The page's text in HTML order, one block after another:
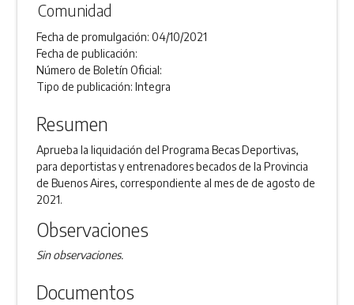
Comunidad
Fecha de promulgación:04/10/2021
Fecha de publicación:
Número de Boletín Oficial:
Tipo de publicación:Integra
Resumen
Aprueba la liquidación del Programa Becas Deportivas,
para deportistas y entrenadores becados de la Provincia
de Buenos Aires, correspondiente al mes de de agosto de
2021.
Observaciones
Sin observaciones.
Documentos